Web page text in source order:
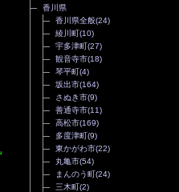
香川県
香川県全般(24)
綾川町(10)
宇多津町(27)
観音寺市(18)
琴平町(4)
坂出市(164)
さぬき市(9)
善通寺市(11)
高松市(169)
多度津町(9)
東かがわ市(22)
丸亀市(54)
まんのう町(24)
三木町(2)